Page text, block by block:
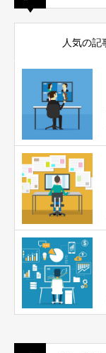
人気の記